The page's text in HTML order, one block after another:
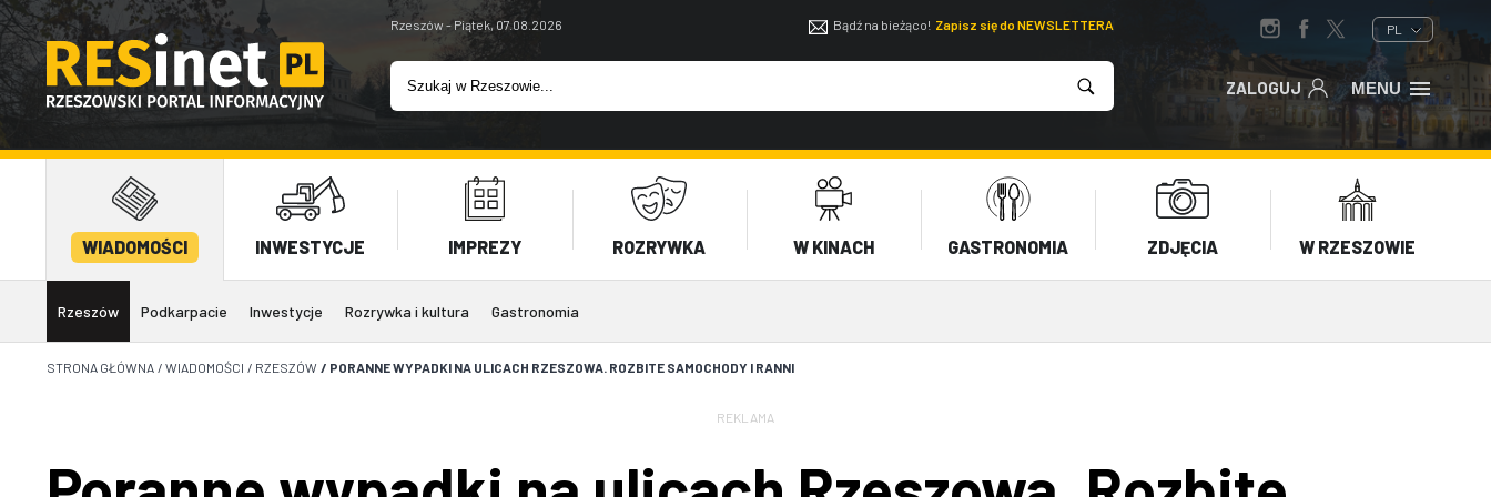
Rzeszów - Piątek, 07.08.2026 Bądź na bieżąco! Zapisz się do NEWSLETTERA PL
ZALOGUJ MENU
WIADOMOŚCI INWESTYCJE IMPREZY ROZRYWKA W KINACH GASTRONOMIA ZDJĘCIA W RZESZOWIE
Rzeszów Podkarpacie Inwestycje Rozrywka i kultura Gastronomia
STRONA GŁÓWNA / WIADOMOŚCI / RZESZÓW / PORANNE WYPADKI NA ULICACH RZESZOWA. ROZBITE SAMOCHODY I RANNI
REKLAMA